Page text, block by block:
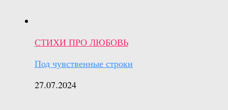
СТИХИ ПРО ЛЮБОВЬ
Под чувственные строки
27.07.2024